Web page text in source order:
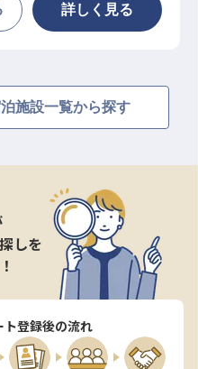
詳しく見る
施設一覧から探す
しを
ト登録後の流れ